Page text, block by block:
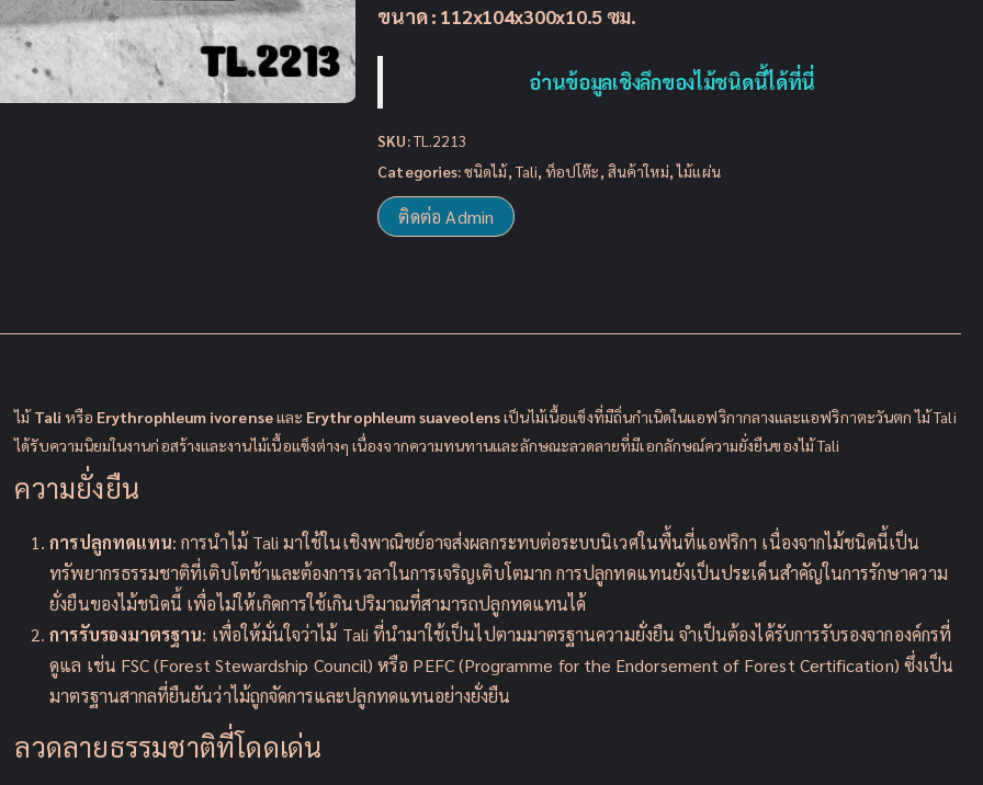
ขนาด : 112x104x300x10.5 ซม.
อ่านข้อมูลเชิงลึกของไม้ชนิดนี้ได้ที่นี่
SKU:TL.2213
Categories:ชนิดไม้, Tali,ท็อปโต๊ะ, สินค้าใหม่,ไม้แผ่น
ติดต่อ Admin
ไม้Tali หรือ Erythrophleum ivorenseและ Erythrophleum suaveolensเป็นไม้เนื้อแข็งที่มีถิ่นกำเนิดในแอฟริกากลางและแอฟริกาตะวันตก ไม้ Tali
ได้รับความนิยมในงานก่อสร้างและงานไม้เนื้อแข็งต่างๆ เนื่องจากความทนทานและลักษณะลวดลายที่มีเอกลักษณ์ความยั่งยืนของไม้ Tali
ความยั่งยืน
การปลูกทดแทน: การนำไม้ Tali มาใช้ในเชิงพาณิชย์อาจส่งผลกระทบต่อระบบนิเวศในพื้นที่แอฟริกา เนื่องจากไม้ชนิดนี้เป็น
ทรัพยากรธรรมชาติที่เติบโตช้าและต้องการเวลาในการเจริญเติบโตมาก การปลูกทดแทนยังเป็นประเด็นสำคัญในการรักษาความ
ยั่งยืนของไม้ชนิดนี้ เพื่อไม่ให้เกิดการใช้เกินปริมาณที่สามารถปลูกทดแทนได้
การรับรองมาตรฐาน: เพื่อให้มั่นใจว่าไม้ Tali ที่นำมาใช้เป็นไปตามมาตรฐานความยั่งยืน จำเป็นต้องได้รับการรับรองจากองค์กรที่
ดูแล เช่น FSC (Forest Stewardship Council) หรือ PEFC (Programme for the Endorsement of Forest Certification) ซึ่งเป็น
มาตรฐานสากลที่ยืนยันว่าไม้ถูกจัดการและปลูกทดแทนอย่างยั่งยืน
ลวดลายธรรมชาติที่โดดเด่น